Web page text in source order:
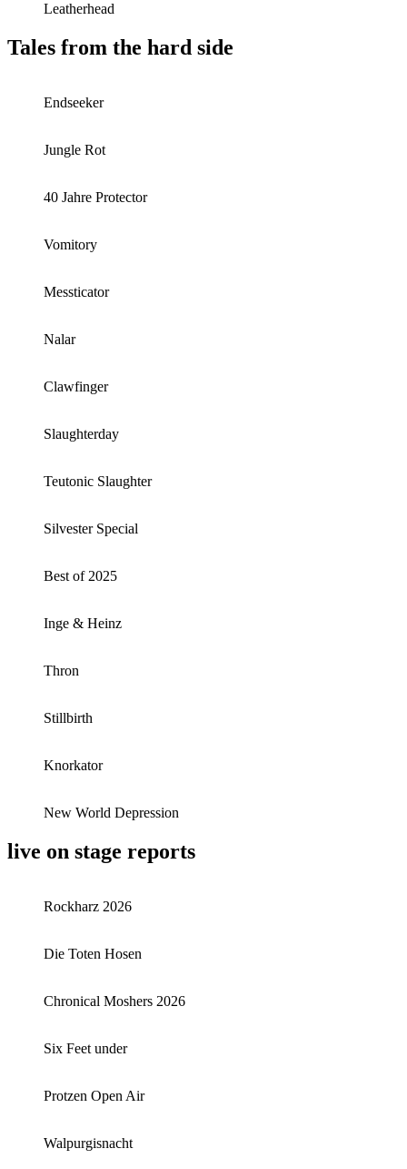
Leatherhead
Tales from the hard side
Endseeker
Jungle Rot
40 Jahre Protector
Vomitory
Messticator
Nalar
Clawfinger
Slaughterday
Teutonic Slaughter
Silvester Special
Best of 2025
Inge & Heinz
Thron
Stillbirth
Knorkator
New World Depression
live on stage reports
Rockharz 2026
Die Toten Hosen
Chronical Moshers 2026
Six Feet under
Protzen Open Air
Walpurgisnacht